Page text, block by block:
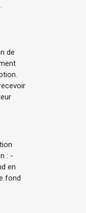
de
: -
en
fond